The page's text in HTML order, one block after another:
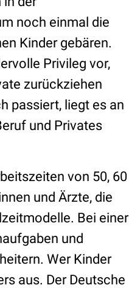
noch einmal die
Kinder gebären.
Privileg vor,
zurückziehen
passiert, liegt es an
und Privates
von 50, 60
und Ärzte, die
Bei einer
und
Wer Kinder
aus. Der Deutsche